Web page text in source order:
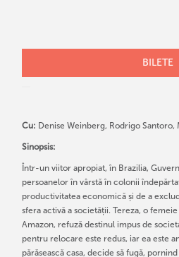
BILETE
Cu: Denise Weinberg, Rodrigo Santoro,
Sinopsis:
Într-un viitor apropiat, în Brazilia,
persoanelor în vârstă în colonii
productivitatea economică și de a
sfera activă a societății. Tereza, o
Amazon, refuză destinul impus de
pentru relocare este redus, iar ea este
părăsească casa, decide să fugă,